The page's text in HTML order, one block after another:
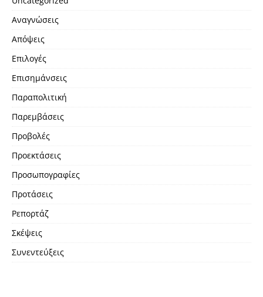
Αναγνώσεις
Απόψεις
Επιλογές
Επισημάνσεις
Παραπολιτική
Παρεμβάσεις
Προβολές
Προεκτάσεις
Προσωπογραφίες
Προτάσεις
Ρεπορτάζ
Σκέψεις
Συνεντεύξεις